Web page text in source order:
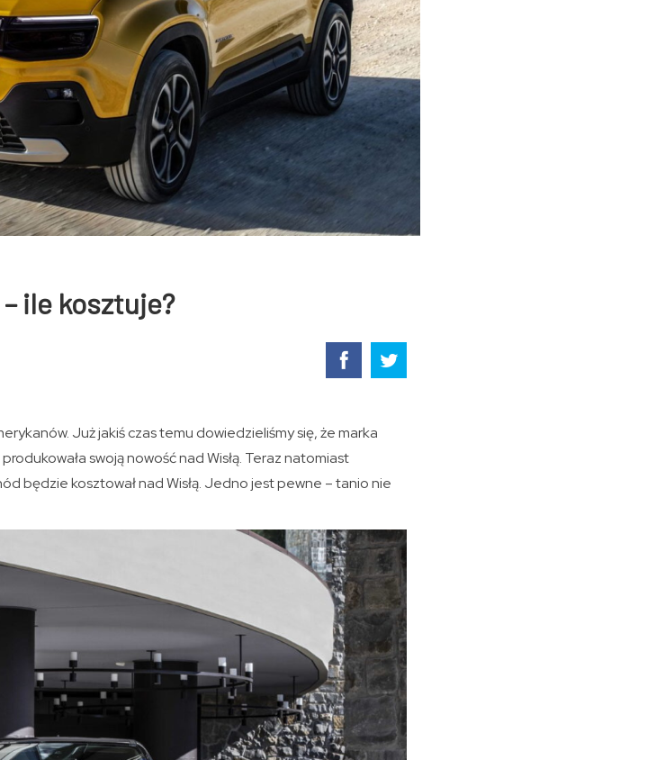
ile kosztuje?
Już jakiś czas temu dowiedzieliśmy się, że marka
swoją nowość nad Wisłą. Teraz natomiast
będzie kosztował nad Wisłą. Jedno jest pewne – tanio nie